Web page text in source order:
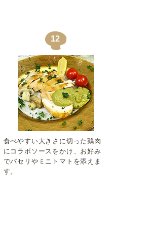
12
食べやすい大きさに切った鶏肉
にコラボソースをかけ、お好み
でパセリやミニトマトを添えま
す。